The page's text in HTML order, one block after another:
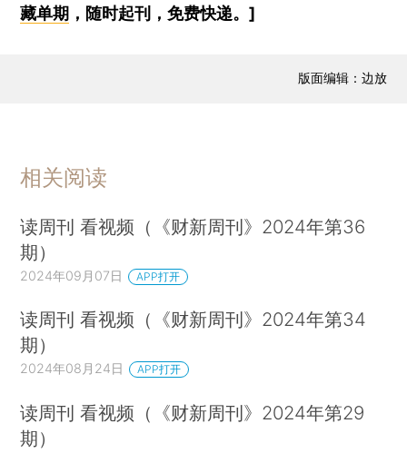
藏单期 ，随时起刊，免费快递。]
版面编辑：边放
相关阅读
读周刊 看视频（《财新周刊》2024年第36
期）
2024年09月07日 APP打开
读周刊 看视频（《财新周刊》2024年第34
期）
2024年08月24日 APP打开
读周刊 看视频（《财新周刊》2024年第29
期）